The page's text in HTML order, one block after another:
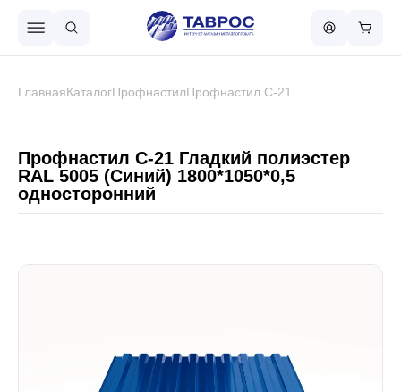
Металлочерепица
Сваи винтовые
ГлавнаяКаталогПрофнастилПрофнастил С-21
Профнастил С-21 Гладкий полиэстер
RAL 5005 (Синий) 1800*1050*0,5
односторонний